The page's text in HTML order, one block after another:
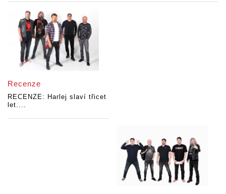
Recenze
RECENZE: Harlej slaví třicet
let....